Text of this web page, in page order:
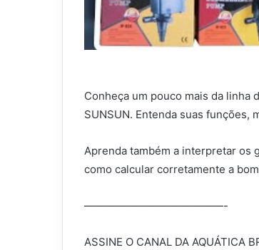
Conheça um pouco mais da linha
SUNSUN. Entenda suas funções,
Aprenda também a interpretar os
como calcular corretamente a
—————————————-
ASSINE O CANAL DA AQUÁTICA